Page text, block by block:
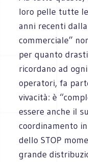
loro pelle tutte
anni recenti
commerciale”
per quanto
ricordano ad
operatori, fa
vivacità: è
essere anche il
coordinamento
dello STOP
grande